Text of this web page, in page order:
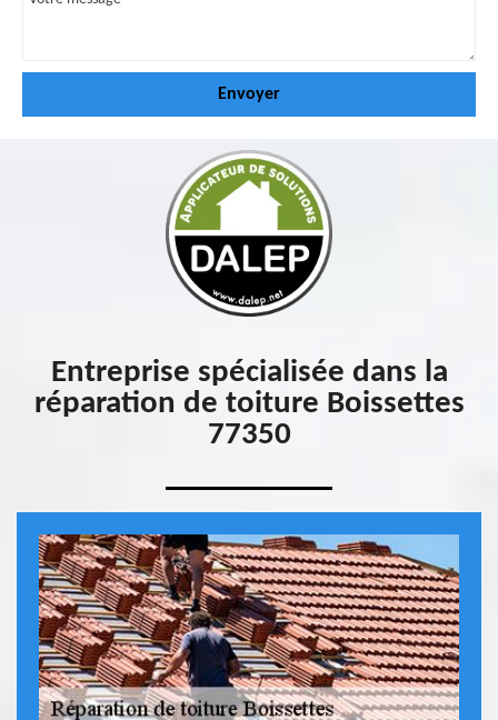
Entreprise spécialisée dans la
réparation de toiture Boissettes
77350